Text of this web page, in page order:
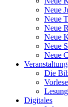
Neue
Neue
Neue
Neue
Neue
Neue
Die
Digitales